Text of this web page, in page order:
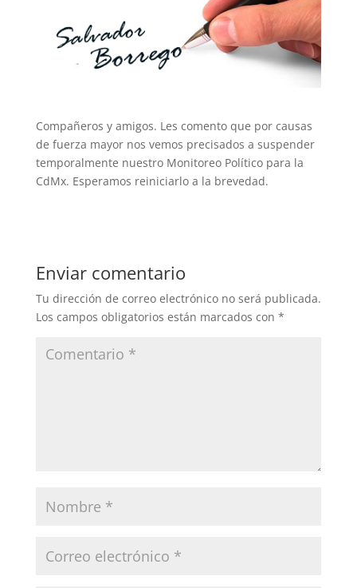
Compañeros y amigos. Les comento que por causas
de fuerza mayor nos vemos precisados a suspender
temporalmente nuestro Monitoreo Político para la
CdMx. Esperamos reiniciarlo a la brevedad.
Enviar comentario
Tu dirección de correo electrónico no será publicada.
Los campos obligatorios están marcados con *